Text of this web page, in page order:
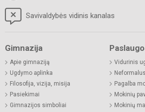
Savivaldybės vidinis kanalas
Gimnazija
Apie gimnaziją
Ugdymo aplinka
Filosofija, vizija, misija
Pasiekimai
Gimnazijos simboliai
Vidurinis
Pagalba
Mokinių
Mokinių